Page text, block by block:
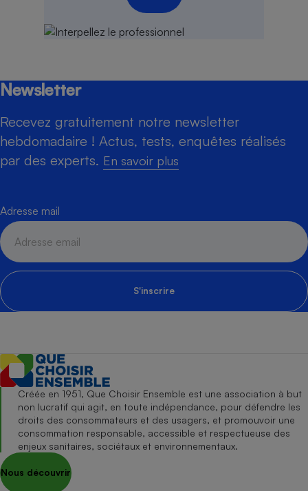
Newsletter
Recevez gratuitement notre newsletter
hebdomadaire ! Actus, tests, enquêtes réalisés
par des experts. En savoir plus
Adresse mail
S'inscrire
Créée en 1951, Que Choisir Ensemble est une association à but
non lucratif qui agit, en toute indépendance, pour défendre les
droits des consommateurs et des usagers, et promouvoir une
consommation responsable, accessible et respectueuse des
enjeux sanitaires, sociétaux et environnementaux.
Nous découvrir